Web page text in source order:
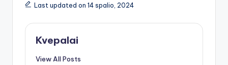
Last updated on 14 spalio, 2024
Kvepalai
View All Posts